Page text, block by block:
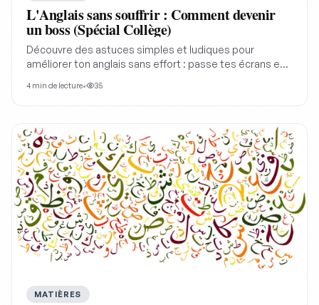
L'Anglais sans souffrir : Comment devenir
un boss (Spécial Collège)
Découvre des astuces simples et ludiques pour
améliorer ton anglais sans effort : passe tes écrans en
4 min de lecture• 35
MATIÈRES